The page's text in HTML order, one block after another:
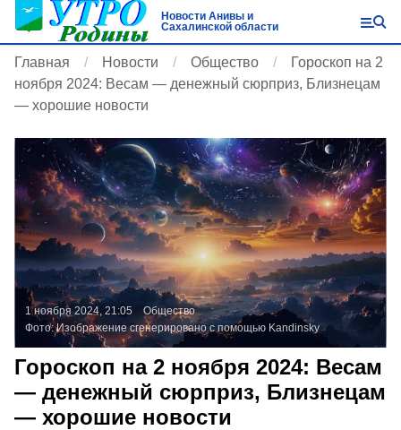
Новости Анивы и
Сахалинской области
Главная Новости Общество
Гороскоп на 2
ноября 2024: Весам — денежный сюрприз, Близнецам
— хорошие новости
1 ноября 2024, 21:05
Общество
Фото:Изображение сгенерировано с помощью Kandinsky
Гороскоп на 2 ноября 2024: Весам
— денежный сюрприз, Близнецам
— хорошие новости